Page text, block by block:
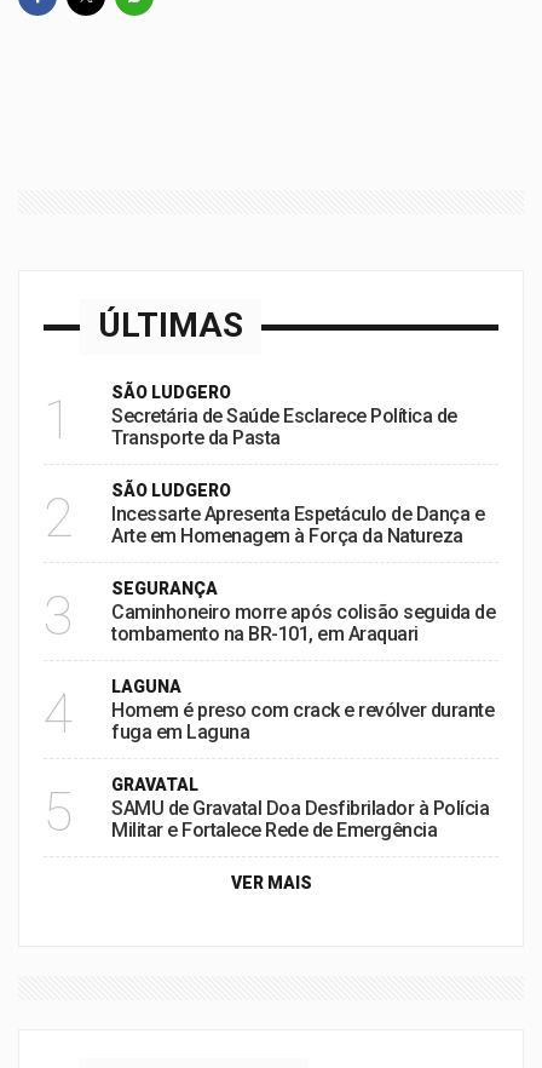
ÚLTIMAS
1 SÃO LUDGERO
Secretária de Saúde Esclarece Política de
Transporte da Pasta
2 SÃO LUDGERO
Incessarte Apresenta Espetáculo de Dança e
Arte em Homenagem à Força da Natureza
3 SEGURANÇA
Caminhoneiro morre após colisão seguida de
tombamento na BR-101, em Araquari
4 LAGUNA
Homem é preso com crack e revólver durante
fuga em Laguna
5 GRAVATAL
SAMU de Gravatal Doa Desfibrilador à Polícia
Militar e Fortalece Rede de Emergência
VER MAIS